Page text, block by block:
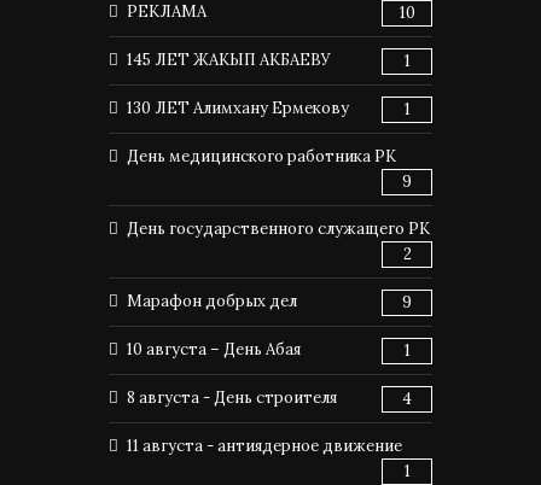
РЕКЛАМА 10
145 ЛЕТ ЖАКЫП АКБАЕВУ 1
130 ЛЕТ Алимхану Ермекову 1
День медицинского работника РК
9
День государственного служащего РК
2
Марафон добрых дел 9
10 августа – День Абая 1
8 августа - День строителя 4
11 августа - антиядерное движение
1